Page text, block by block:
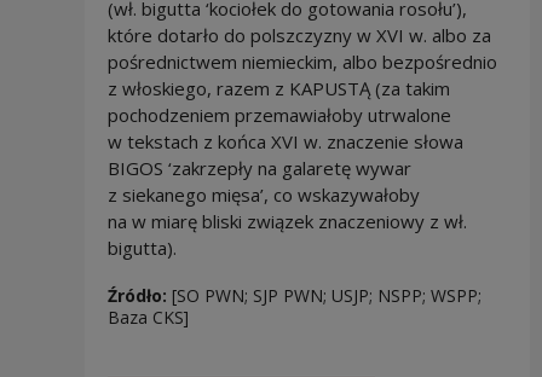
(wł. bigutta ‘kociołek do gotowania rosołu’),
które dotarło do polszczyzny w XVI w. albo za
pośrednictwem niemieckim, albo bezpośrednio
z włoskiego, razem z KAPUSTĄ (za takim
pochodzeniem przemawiałoby utrwalone
w tekstach z końca XVI w. znaczenie słowa
BIGOS ‘zakrzepły na galaretę wywar
z siekanego mięsa’, co wskazywałoby
na w miarę bliski związek znaczeniowy z wł.
bigutta).
Źródło: [SO PWN; SJP PWN; USJP; NSPP; WSPP;
Baza CKS]